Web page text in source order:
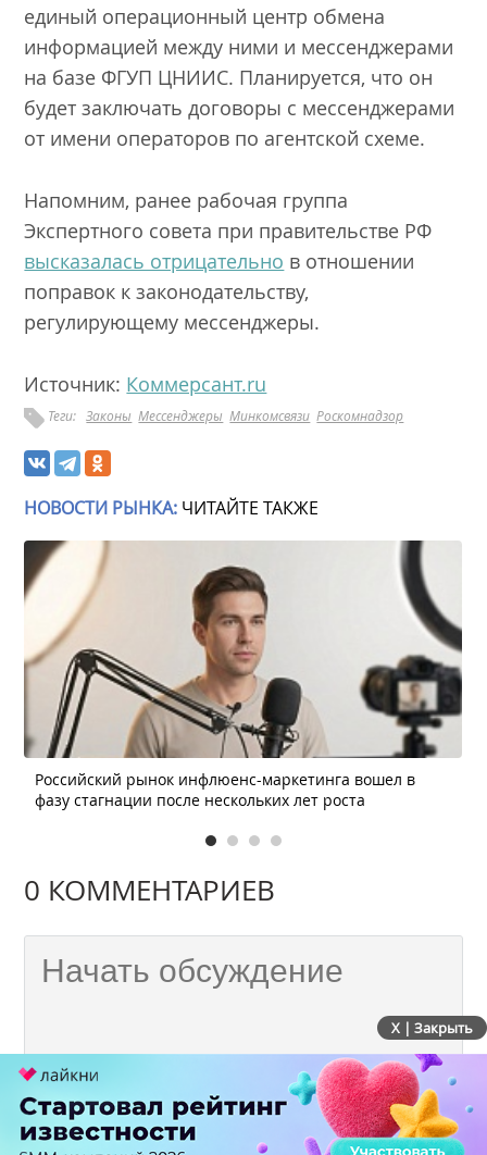
единый операционный центр обмена
информацией между ними и мессенджерами
на базе ФГУП ЦНИИС. Планируется, что он
будет заключать договоры с мессенджерами
от имени операторов по агентской схеме.
Напомним, ранее рабочая группа
Экспертного совета при правительстве РФ
высказалась отрицательно в отношении
поправок к законодательству,
регулирующему мессенджеры.
Источник: Коммерсант.ru
Теги: Законы Мессенджеры Минкомсвязи Роскомнадзор
НОВОСТИ РЫНКА: ЧИТАЙТЕ ТАКЖЕ
Российский рынок инфлюенс-маркетинга вошел в
фазу стагнации после нескольких лет роста
0 КОММЕНТАРИЕВ
X | Закрыть